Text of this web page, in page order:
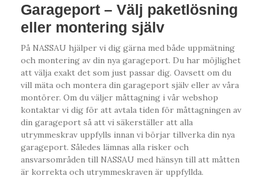
Garageport – Välj paketlösning
eller montering själv
På NASSAU hjälper vi dig gärna med både uppmätning
och montering av din nya garageport. Du har möjlighet
att välja exakt det som just passar dig. Oavsett om du
vill mäta och montera din garageport själv eller av våra
montörer. Om du väljer måttagning i vår webshop
kontaktar vi dig för att avtala tiden för måttagningen av
din garageport så att vi säkerställer att alla
utrymmeskrav uppfylls innan vi börjar tillverka din nya
garageport. Således lämnas alla risker och
ansvarsområden till NASSAU med hänsyn till att måtten
är korrekta och utrymmeskraven är uppfyllda.